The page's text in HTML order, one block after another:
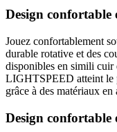
Design confortable
Jouez confortablement
durable rotative et des
disponibles en simili
LIGHTSPEED atteint le
grâce à des matériaux
Design confortable